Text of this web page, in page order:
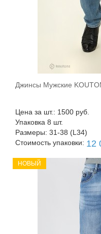
Джинсы Мужские
Цена за шт.: 1500 руб.
Упаковка 8 шт.
Размеры: 31-38 (L34)
Стоимость упаковки: 12
НОВЫЙ